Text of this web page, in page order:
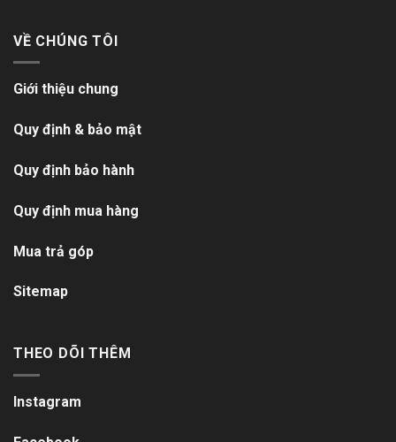
VỀ CHÚNG TÔI
Giới thiệu chung
Quy định & bảo mật
Quy định bảo hành
Quy định mua hàng
Mua trả góp
Sitemap
THEO DÕI THÊM
Instagram